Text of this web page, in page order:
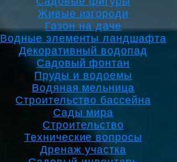
Живые изгороди
Газон на даче
Водные элементы ландшафта
Декоративный водопад
Садовый фонтан
Пруды и водоемы
Водяная мельница
Строительство бассейна
Сады мира
Строительство
Технические вопросы
Дренаж участка